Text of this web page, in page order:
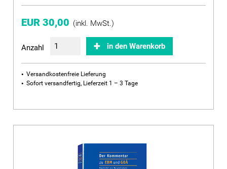
EUR 30,00 (inkl. MwSt.)
Anzahl in den Warenkorb
Versandkostenfreie Lieferung
Sofort versandfertig, Lieferzeit 1 – 3 Tage